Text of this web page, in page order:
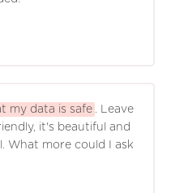
my data is safe . Leave
it's beautiful and
What more could I ask